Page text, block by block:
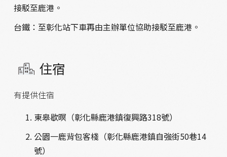
接駁至鹿港 。
台鐵：至彰化站下車再由主辦單位協助接駁至鹿港 。
住宿
有提供住宿
東皋歇暝（彰化縣鹿港鎮復興路318號）
公園一鹿背包客棧（彰化縣鹿港鎮自強街50巷14
號）